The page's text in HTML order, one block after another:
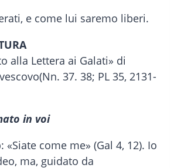
e come lui saremo liberi.
alla Lettera ai Galati» di
37. 38; PL 35, 2131-
in voi
«Siate come me» (Gal 4, 12). Io
ma, guidato da